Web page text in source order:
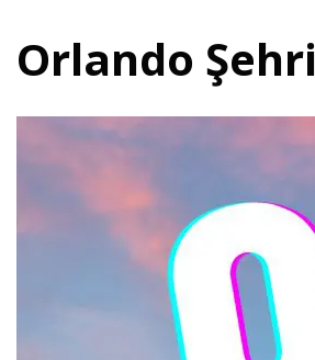
Orlando Şehri